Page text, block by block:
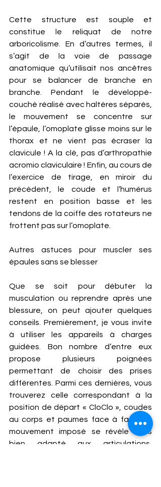
Cette structure est souple et
constitue le reliquat de notre
arboricolisme. En d’autres termes, il
s’agit de la voie de passage
anatomique qu’utilisait nos ancêtres
pour se balancer de branche en
branche. Pendant le développé-
couché réalisé avec haltères séparés,
le mouvement se concentre sur
l’épaule, l’omoplate glisse moins sur le
thorax et ne vient pas écraser la
clavicule ! A la clé, pas d’arthropathie
acromio claviculaire ! Enfin, au cours de
l’exercice de tirage, en miroir du
précédent, le coude et l’humérus
restent en position basse et les
tendons de la coiffe des rotateurs ne
frottent pas sur l’omoplate.
Autres astuces pour muscler ses
épaules sans se blesser
Que se soit pour débuter la
musculation ou reprendre après une
blessure, on peut ajouter quelques
conseils. Premièrement, je vous invite
à utiliser les appareils à charges
guidées. Bon nombre d’entre eux
propose plusieurs poignées
permettant de choisir des prises
différentes. Parmi ces dernières, vous
trouverez celle correspondant à la
position de départ « CloClo », coudes
au corps et paumes face à face. Le
mouvement imposé se révèle alors
bien adapté aux articulations,